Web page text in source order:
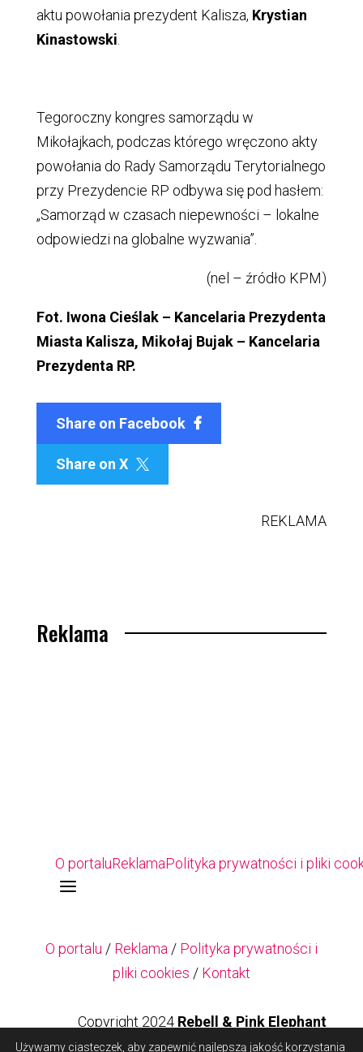
aktu powołania prezydent Kalisza, Krystian
Kinastowski
Tegoroczny kongres samorządu w
Mikołajkach, podczas którego wręczono akty
powołania do Rady Samorządu Terytorialnego
przy Prezydencie RP odbywa się pod hasłem:
„Samorząd w czasach niepewności – lokalne
odpowiedzi na globalne wyzwania”.
(nel – źródło KPM)
Fot. Iwona Cieślak – Kancelaria Prezydenta
Miasta Kalisza, Mikołaj Bujak – Kancelaria
Prezydenta RP.
Share on Facebook
Share on X 
REKLAMA
Reklama
O portaluReklamaPolityka prywatności i pliki
a
O portalu / Reklama / Polityka prywatności i
pliki cookies / Kontakt
Copyright 2024 Rebell & Pink Elephant
Używamy ciasteczek, aby zapewnić najlepszą jakość korzystania